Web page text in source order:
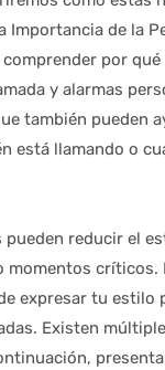
Importancia de la
por
y alarmas
también pueden
llamando o
reducir el
críticos.
expresar tu estilo
Existen